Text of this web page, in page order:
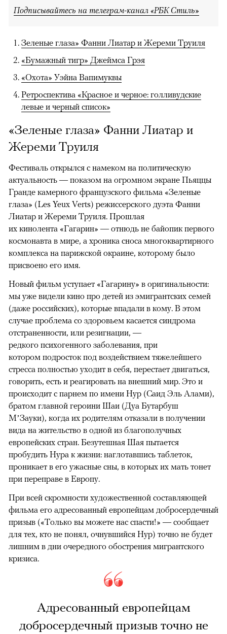
Подписывайтесь на телеграм-канал «РБК Стиль»
Зеленые глаза» Фанни Лиатар и Жереми Труиля
«Бумажный тигр» Джеймса Грэя
«Охота» Уэйна Вапимуквы
Ретроспектива «Красное и черное: голливудские
левые и черный список»
«Зеленые глаза» Фанни Лиатар и
Жереми Труиля
Фестиваль открылся с намеком на политическую
актуальность — показом на огромном экране Пьяццы
Гранде камерного французского фильма «Зеленые
глаза» (Les Yeux Verts) режиссерского дуэта Фанни
Лиатар и Жереми Труиля. Прошлая
их кинолента «Гагарин» — отнюдь не байопик первого
космонавта в мире, а хроника сноса многоквартирного
комплекса на парижской окраине, которому было
присвоено его имя.
Новый фильм уступает «Гагарину» в оригинальности:
мы уже видели кино про детей из эмигрантских семей
(даже российских), которые впадали в кому. В этом
случае проблема со здоровьем касается синдрома
отстраненности, или резигнации, —
редкого психогенного заболевания, при
котором подросток под воздействием тяжелейшего
стресса полностью уходит в себя, перестает двигаться,
говорить, есть и реагировать на внешний мир. Это и
происходит с парнем по имени Нур (Саид Эль Алами),
братом главной героини Шаи (Дуа Бутарбуш
М’Зауки), когда их родителям отказали в получении
вида на жительство в одной из благополучных
европейских стран. Безутешная Шая пытается
пробудить Нура к жизни: наглотавшись таблеток,
проникает в его ужасные сны, в которых их мать тонет
при переправе в Европу.
При всей скромности художественной составляющей
фильма его адресованный европейцам добросердечный
призыв («Только вы можете нас спасти!» — сообщает
для тех, кто не понял, очнувшийся Нур) точно не будет
лишним в дни очередного обострения мигрантского
кризиса.
Адресованный европейцам
добросердечный призыв точно не